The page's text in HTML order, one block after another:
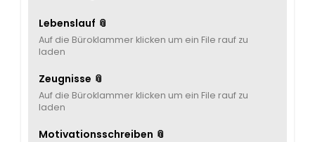
Lebenslauf 📎
Auf die Büroklammer klicken um ein File rauf zu
laden
Zeugnisse 📎
Auf die Büroklammer klicken um ein File rauf zu
laden
Motivationsschreiben 📎